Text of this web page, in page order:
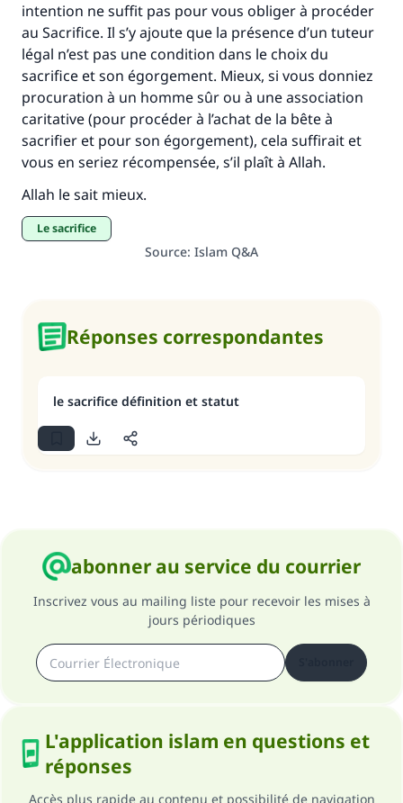
intention ne suffit pas pour vous obliger à procéder
au Sacrifice. Il s’y ajoute que la présence d’un tuteur
légal n’est pas une condition dans le choix du
sacrifice et son égorgement. Mieux, si vous donniez
procuration à un homme sûr ou à une association
caritative (pour procéder à l’achat de la bête à
sacrifier et pour son égorgement), cela suffirait et
vous en seriez récompensée, s’il plaît à Allah.
Allah le sait mieux.
le sacrifice
Source: Islam Q&A
Réponses correspondantes
le sacrifice définition et statut
abonner au service du courrier
Inscrivez vous au mailing liste pour recevoir les mises à
jours périodiques
L'application islam en questions et
réponses
Accès plus rapide au contenu et possibilité de navigation
(MOUSLIM 1893)
Soutenez IslamQA